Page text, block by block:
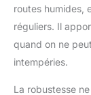
routes humides,
réguliers. Il
quand on ne
intempéries.
La robustesse